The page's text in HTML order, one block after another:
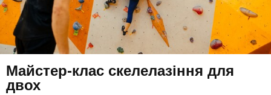
Майстер-клас скелелазіння для
двох